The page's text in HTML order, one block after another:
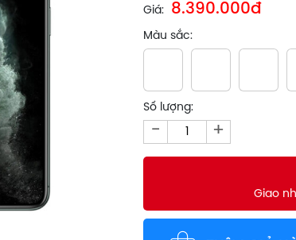
Giá: 8.390.000đ
Màu sắc:
Số lượng:
- +
Giao